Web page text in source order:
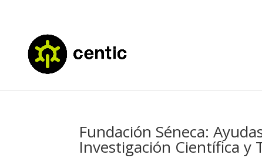
Fundación Séneca:
Investigación Científica y